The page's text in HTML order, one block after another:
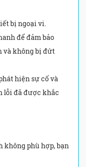
bị ngoại vi.
để đảm bảo
và không bị đứt
hiện sự cố và
lỗi đã được khắc
không phù hợp, bạn